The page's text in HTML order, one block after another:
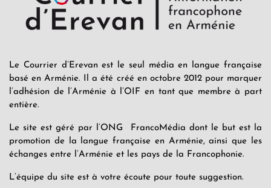
Le Courrier d’Erevan est le seul média en langue française
basé en Arménie. Il a été créé en octobre 2012 pour marquer
l’adhésion de l’Arménie à l’OIF en tant que membre à part
entière.
Le site est géré par l’ONG FrancoMédia dont le but est la
promotion de la langue française en Arménie, ainsi que les
échanges entre l’Arménie et les pays de la Francophonie.
L’équipe du site est à votre écoute pour toute suggestion.